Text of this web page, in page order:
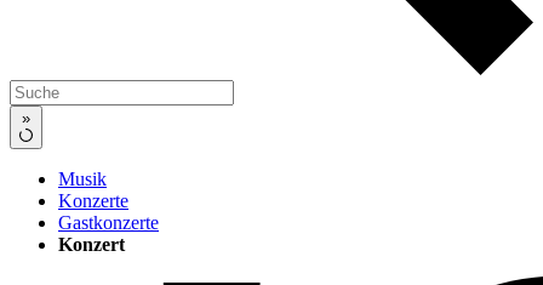
»
Musik
Konzerte
Gastkonzerte
Konzert